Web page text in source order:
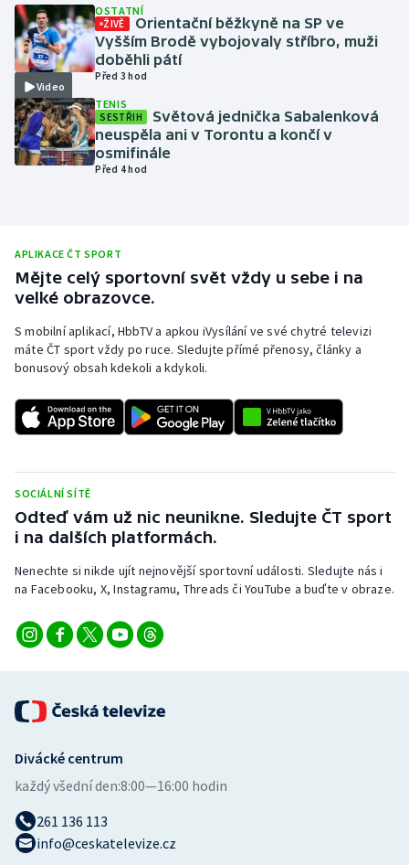
Moderní pětiboj
Motorsport
Olympijské hry
Parasport
Ragby
Rychlostní kanoistika
Short track
Stolní tenis
Triatlon
Veslování
Vodní slalom
Volejbal
Ostatní
Video
OSTATNÍ
ŽIVĚ
Orientační běžkyně na SP ve
Vyšším Brodě vybojovaly stříbro, muži
doběhli pátí
Před 3 hod
TENIS
SESTŘIH
Světová jednička Sabalenková
neuspěla ani v Torontu a končí v
osmifinále
Před 4 hod
APLIKACE ČT SPORT
Mějte celý sportovní svět vždy u sebe i na
velké obrazovce.
S mobilní aplikací, HbbTV a apkou iVysílání ve své chytré televizi
máte ČT sport vždy po ruce. Sledujte přímé přenosy, články a
bonusový obsah kdekoli a kdykoli.
SOCIÁLNÍ SÍTĚ
Odteď vám už nic neunikne. Sledujte ČT sport
i na dalších platformách.
Nenechte si nikde ujít nejnovější sportovní události. Sledujte nás i
na Facebooku, X, Instagramu, Threads či YouTube a buďte v obraze.
Divácké centrum
každý všední den:8:00—16:00 hodin
261 136 113
info@ceskatelevize.cz